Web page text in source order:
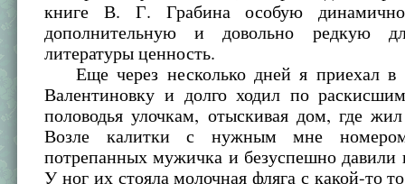
книге В. Г. Грабина особую
дополнительную и довольно редкую
литературы ценность.
Еще через несколько дней я приехал в
Валентиновку и долго ходил по
половодья улочкам, отыскивая дом, где
Возле калитки с нужным мне
потрепанных мужичка и безуспешно давили
У ног их стояла молочная фляга с какой-то